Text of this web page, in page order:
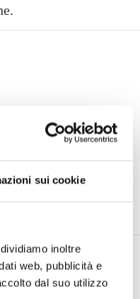
sui cookie
inoltre
web, pubblicità e
dal suo utilizzo
e tessuti superficiali;